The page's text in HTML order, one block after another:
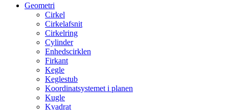
Geometri
Cirkel
Cirkelafsnit
Cirkelring
Cylinder
Enhedscirklen
Firkant
Kegle
Keglestub
Koordinatsystemet i planen
Kugle
Kvadrat